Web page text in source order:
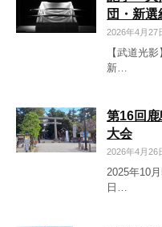
団・新選
2026年4月27
【武道光
新…
第16回
大会
2026年4月26
2025年10
日…